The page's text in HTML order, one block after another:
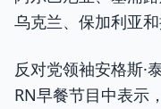
乌克兰、保加利亚和
反对党领袖安格斯·
RN早餐节目中表示